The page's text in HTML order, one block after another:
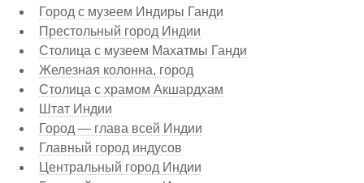
Город с музеем Индиры Ганди
Престольный город Индии
Столица с музеем Махатмы Ганди
Железная колонна, город
Столица с храмом Акшардхам
Штат Индии
Город — глава всей Индии
Главный город индусов
Центральный город Индии